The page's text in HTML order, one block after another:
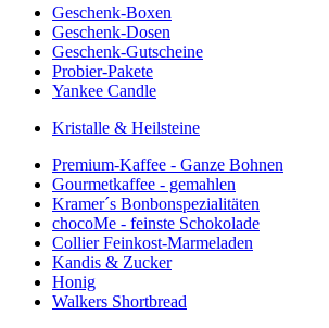
Geschenk-Boxen
Geschenk-Dosen
Geschenk-Gutscheine
Probier-Pakete
Yankee Candle
Kristalle & Heilsteine
Premium-Kaffee - Ganze Bohnen
Gourmetkaffee - gemahlen
Kramer´s Bonbonspezialitäten
chocoMe - feinste Schokolade
Collier Feinkost-Marmeladen
Kandis & Zucker
Honig
Walkers Shortbread